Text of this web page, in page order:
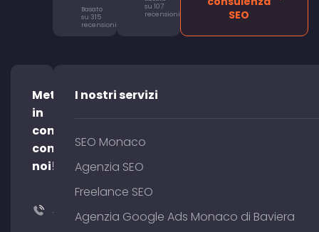
Basato
su 315
recensioni
su 107
recensioni
SEO
Mettetevi
in
contatto
con
noi!
+49
I nostri servizi
SEO Monaco
Agenzia SEO
Freelance SEO
Agenzia Google Ads Monaco di Baviera